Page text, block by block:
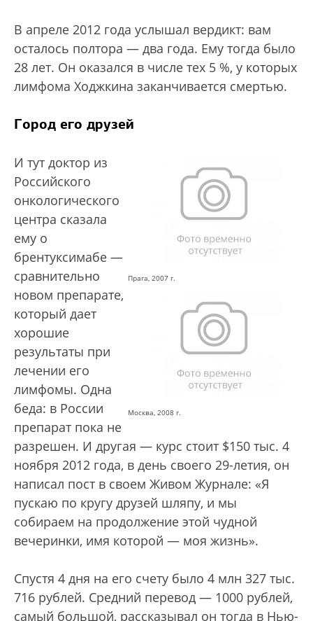
В апреле 2012 года услышал вердикт: вам
осталось полтора — два года. Ему тогда было
28 лет. Он оказался в числе тех 5 %, у которых
лимфома Ходжкина заканчивается смертью.
Город его друзей
Прага, 2007 г.
Москва, 2008 г.
И тут доктор из
Российского
онкологического
центра сказала
ему о
брентуксимабе —
сравнительно
новом препарате,
который дает
хорошие
результаты при
лечении его
лимфомы. Одна
беда: в России
препарат пока не
разрешен. И другая — курс стоит $150 тыс. 4
ноября 2012 года, в день своего 29-летия, он
написал пост в своем Живом Журнале: «Я
пускаю по кругу друзей шляпу, и мы
собираем на продолжение этой чудной
вечеринки, имя которой — моя жизнь».
Спустя 4 дня на его счету было 4 млн 327 тыс.
716 рублей. Средний перевод — 1000 рублей,
самый большой, рассказывал он тогда в Нью-